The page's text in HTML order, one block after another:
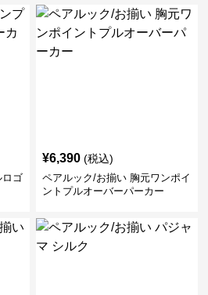
ロゴ
¥6,390 (税込)
ペアルック/お揃い 胸元ワンポイ
ントプルオーバーパーカー